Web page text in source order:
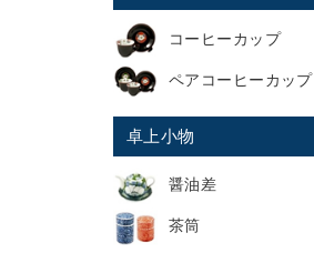
コーヒーカップ
ペアコーヒーカップ
卓上小物
醤油差
茶筒